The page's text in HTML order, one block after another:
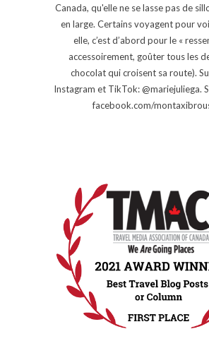
Canada, qu'elle ne se lasse pas de
en large. Certains voyagent pour
elle, c’est d’abord pour le «
accessoirement, goûter tous les
chocolat qui croisent sa route).
Instagram et TikTok: @mariejuliega.
facebook.com/